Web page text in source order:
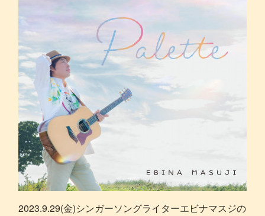
2023.9.29(金)シンガーソングライターエビナマスジの